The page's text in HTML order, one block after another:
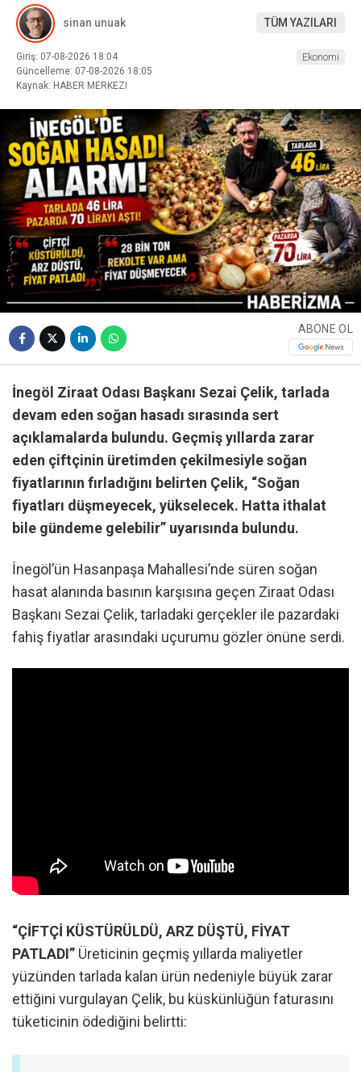
sinan unuak TÜM YAZILARI
Giriş: 07-08-2026 18:04
Güncelleme: 07-08-2026 18:05
Kaynak: HABER MERKEZI
Ekonomi
ABONE OL
İnegöl Ziraat Odası Başkanı Sezai Çelik, tarlada
devam eden soğan hasadı sırasında sert
açıklamalarda bulundu. Geçmiş yıllarda zarar
eden çiftçinin üretimden çekilmesiyle soğan
fiyatlarının fırladığını belirten Çelik, “Soğan
fiyatları düşmeyecek, yükselecek. Hatta ithalat
bile gündeme gelebilir” uyarısında bulundu.
İnegöl’ün Hasanpaşa Mahallesi’nde süren soğan
hasat alanında basının karşısına geçen Ziraat Odası
Başkanı Sezai Çelik, tarladaki gerçekler ile pazardaki
fahiş fiyatlar arasındaki uçurumu gözler önüne serdi.
“ÇİFTÇİ KÜSTÜRÜLDÜ, ARZ DÜŞTÜ, FİYAT
PATLADI” Üreticinin geçmiş yıllarda maliyetler
yüzünden tarlada kalan ürün nedeniyle büyük zarar
ettiğini vurgulayan Çelik, bu küskünlüğün faturasını
tüketicinin ödediğini belirtti: